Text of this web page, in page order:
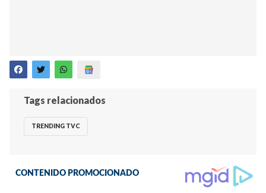
Tags relacionados
TRENDING TVC